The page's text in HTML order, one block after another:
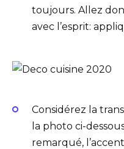
toujours. Allez
avec l’esprit:
Considérez la
la photo ci-
remarqué,